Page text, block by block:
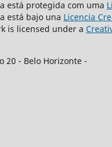
está protegida com uma
está bajo una Licencia
is licensed under a
20 - Belo Horizonte -